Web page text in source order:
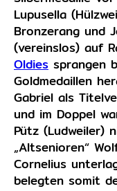
Lupusella
Bronzerang und
(vereinslos) auf
Oldies sprangen
Goldmedaillen
Gabriel als
und im Doppel
Pütz (Ludweiler)
„Altsenioren“
Cornelius
belegten somit